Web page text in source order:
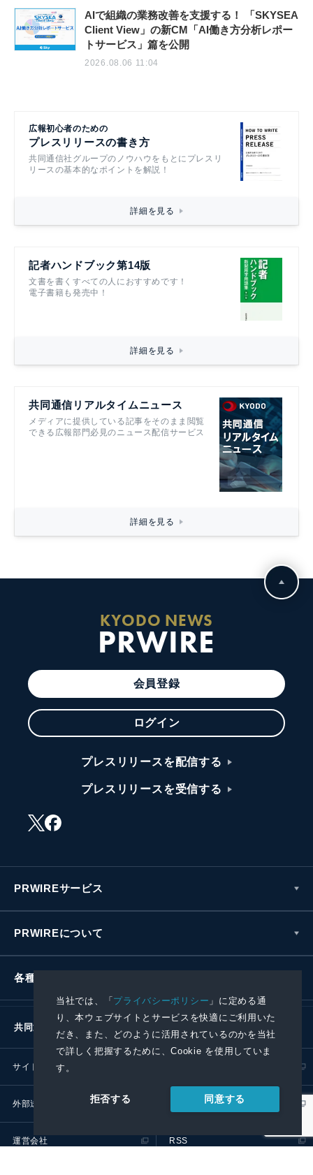
当社では、「プライバシーポリシー 」に定める通
り、本ウェブサイトとサービスを快適にご利用いた
だき、また、どのように活用されているのかを当社
で詳しく把握するために、Cookie を使用していま
す。
拒否する 同意する
AIで組織の業務改善を支援する！ 「SKYSEA
Client View」の新CM「AI働き方分析レポー
トサービス」篇を公開
2026.08.06 11:04
広報初心者のための
プレスリリースの書き方
共同通信社グループのノウハウをもとにプレスリ
リースの基本的なポイントを解説！
詳細を見る
記者ハンドブック第14版
文書を書くすべての人におすすめです！
電子書籍も発売中！
詳細を見る
共同通信リアルタイムニュース
メディアに提供している記事をそのまま閲覧
できる広報部門必見のニュース配信サービス
詳細を見る
KYODO NEWS
PRWIRE
会員登録
ログイン
プレスリリースを配信する
プレスリリースを受信する
PRWIREサービス
PRWIREについて
各種お問い合わせ
共同通信社グループ
サイトポリシー
外部送信ポリシー プレスリリース取扱基準
運営会社 RSS